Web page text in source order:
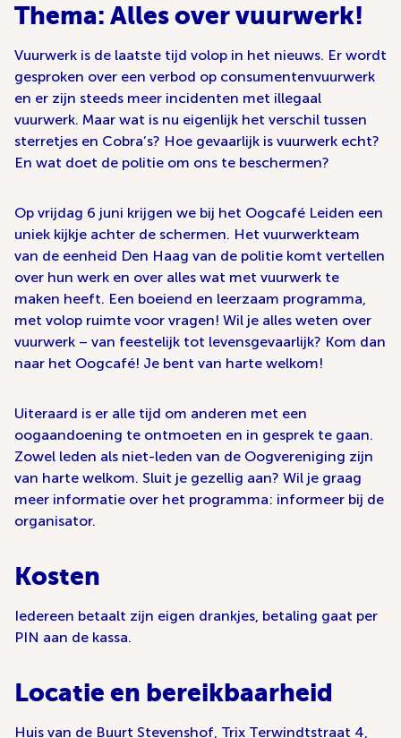
Thema: Alles over vuurwerk!
Vuurwerk is de laatste tijd volop in het nieuws. Er wordt
gesproken over een verbod op consumentenvuurwerk
en er zijn steeds meer incidenten met illegaal
vuurwerk. Maar wat is nu eigenlijk het verschil tussen
sterretjes en Cobra’s? Hoe gevaarlijk is vuurwerk echt?
En wat doet de politie om ons te beschermen?
Op vrijdag 6 juni krijgen we bij het Oogcafé Leiden een
uniek kijkje achter de schermen. Het vuurwerkteam
van de eenheid Den Haag van de politie komt vertellen
over hun werk en over alles wat met vuurwerk te
maken heeft. Een boeiend en leerzaam programma,
met volop ruimte voor vragen! Wil je alles weten over
vuurwerk – van feestelijk tot levensgevaarlijk? Kom dan
naar het Oogcafé! Je bent van harte welkom!
Uiteraard is er alle tijd om anderen met een
oogaandoening te ontmoeten en in gesprek te gaan.
Zowel leden als niet-leden van de Oogvereniging zijn
van harte welkom. Sluit je gezellig aan? Wil je graag
meer informatie over het programma: informeer bij de
organisator.
Kosten
Iedereen betaalt zijn eigen drankjes, betaling gaat per
PIN aan de kassa.
Locatie en bereikbaarheid
Huis van de Buurt Stevenshof, Trix Terwindtstraat 4,